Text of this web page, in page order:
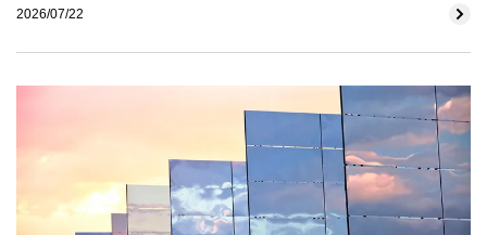
2026/07/22